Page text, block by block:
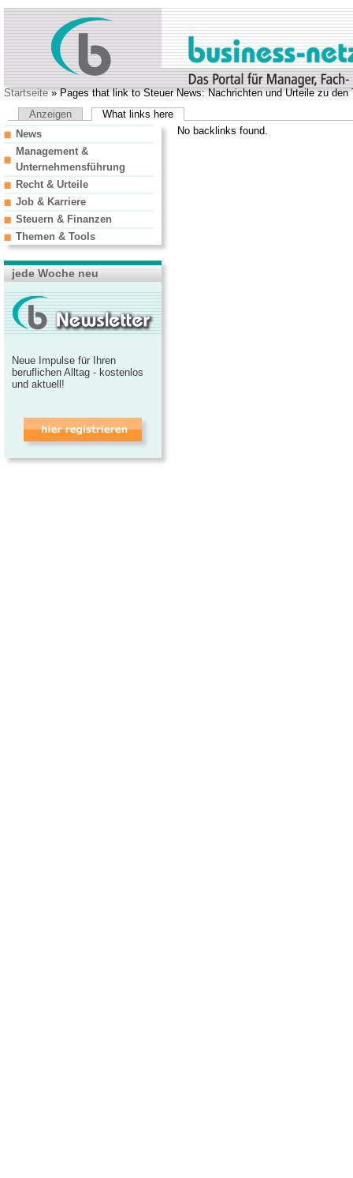
Startseite» Pages that link to Steuer News: Nachrichten und Urteile zu den
Anzeigen
What links here
No backlinks found.
News
Management &
Unternehmensführung
Recht & Urteile
Job & Karriere
Steuern & Finanzen
Themen & Tools
jede Woche neu
Neue Impulse für Ihren
beruflichen Alltag - kostenlos
und aktuell!